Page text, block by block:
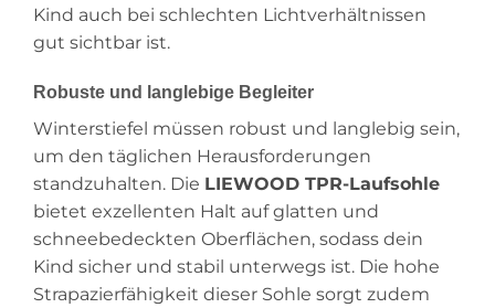
Kind auch bei schlechten Lichtverhältnissen
gut sichtbar ist.
Robuste und langlebige Begleiter
Winterstiefel müssen robust und langlebig sein,
um den täglichen Herausforderungen
standzuhalten. Die LIEWOOD TPR-Laufsohle
bietet exzellenten Halt auf glatten und
schneebedeckten Oberflächen, sodass dein
Kind sicher und stabil unterwegs ist. Die hohe
Strapazierfähigkeit dieser Sohle sorgt zudem